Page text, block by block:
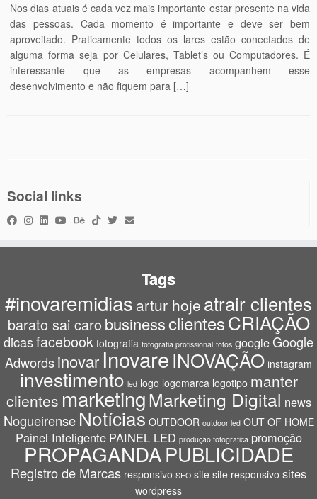
Nos dias atuais é cada vez mais importante estar presente na vida
das pessoas. Cada momento é importante e deve ser bem
aproveitado. Praticamente todos os lares estão conectados de
alguma forma seja por Celulares, Tablet’s ou Computadores. É
interessante que as empresas acompanhem esse
desenvolvimento e não fiquem para […]
Social links
Tags
#inovaremidias artur hoje atrair clientes
barato sai caro businessclientesCRIAÇÃO
dicasfacebook fotografia fotografia profissional fotos google Google
Adwordsinovar InovareINOVAÇÃO instagram
investimento led logo logomarca logotipo manter
clientes marketingMarketing Digital news
Nogueirense Notícias OUTDOOR outdoor led OUT OF HOME
Painel Inteligente PAINEL LED produção fotografica promoção
PROPAGANDAPUBLICIDADE
Registro de Marcas responsivo SEO site site responsivo sites
wordpress